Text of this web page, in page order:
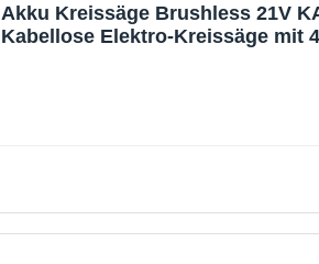
Akku Kreissäge Brushless 21V
Kabellose Elektro-Kreissäge mit